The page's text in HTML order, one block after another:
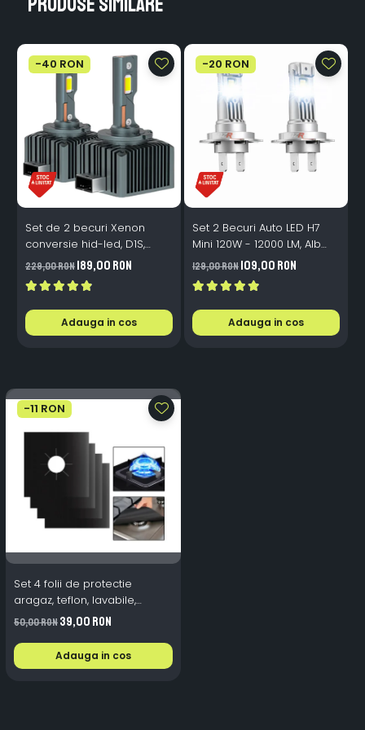
-40 RON
Set de 2 becuri Xenon
conversie hid-led, D1S,
120W, 12.000lm, Canbus,
Miez Cupru, Radiator
Aluminiu, Premium, Alb
Rece
229,00 RON189,00 RON
Adauga in cos
-20 RON
Set 2 Becuri Auto LED H7
Mini 120W - 12000 LM, Alb
Rece 6500K, Canbus
Integrat + Ventilator Răcire,
Plug & Play, 12-18V
129,00 RON109,00 RON
Adauga in cos
-11 RON
Set 4 folii de protectie
aragaz, teflon, lavabile,
reutilizabile, Negru/Gri
50,00 RON39,00 RON
Adauga in cos